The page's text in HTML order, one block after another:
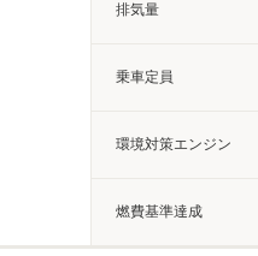
排気量
乗車定員
環境対策エンジン
燃費基準達成